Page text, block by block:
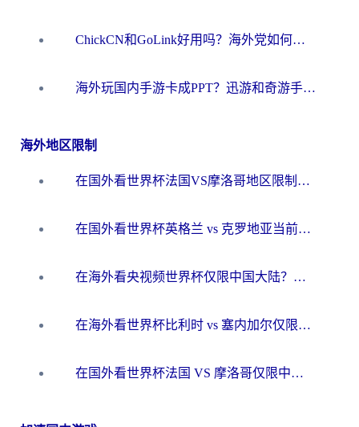
ChickCN和GoLink好用吗？海外党如何选对回国加速器
海外玩国内手游卡成PPT？迅游和奇游手游哪个好？一篇讲透回国加速器怎么选
海外地区限制
在国外看世界杯法国VS摩洛哥地区限制？这篇指南让你流畅看中文解说无压力
在国外看世界杯英格兰 vs 克罗地亚当前地区不可播放？这篇指南帮你搞定所有海外观赛难题
在海外看央视频世界杯仅限中国大陆？这篇指南帮你解锁中文解说+无卡顿直播
在海外看世界杯比利时 vs 塞内加尔仅限中国大陆？我找到了最流畅的中文解说之路
在国外看世界杯法国 VS 摩洛哥仅限中国大陆？海外党这样看中文解说赛事不卡顿